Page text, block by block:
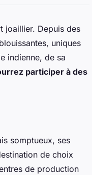
joaillier. Depuis des
uniques
indienne, de sa
participer à des
somptueux, ses
de choix
de production